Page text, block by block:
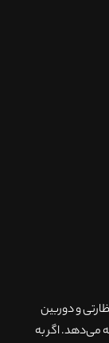
نظارتی و دوربین
می‌دهد. اگر به